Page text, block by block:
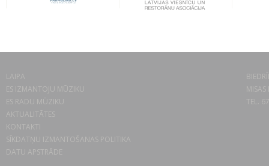
LAIPA
ES IZMANTOJU MŪZIKU
ES RADU MŪZIKU
AKTUALITĀTES
KONTAKTI
SĪKDATŅU IZMANTOŠANAS POLITIKA
DATU APSTRĀDE
TEL.